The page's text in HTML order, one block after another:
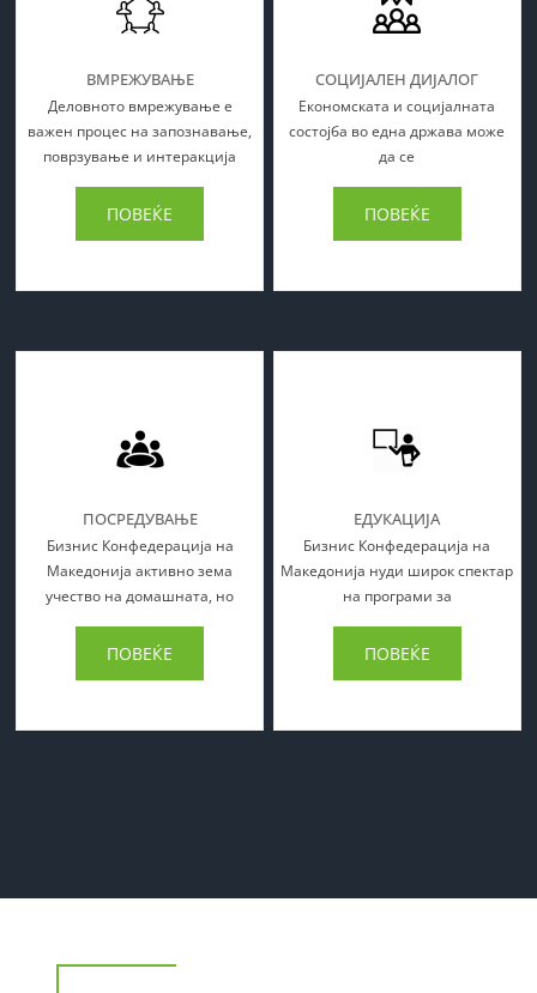
ВМРЕЖУВАЊЕ
Деловното вмрежување е
важен процес на запознавање,
поврзување и интеракција
ПОВЕЌЕ
СОЦИЈАЛЕН ДИЈАЛОГ
Економската и социјалната
состојба во една држава може
да се
ПОВЕЌЕ
ПОСРЕДУВАЊЕ
Бизнис Конфедерација на
Македонијa активно зема
учество на домашната, но
ПОВЕЌЕ
ЕДУКАЦИЈА
Бизнис Конфедерација на
Македонија нуди широк спектар
на програми за
ПОВЕЌЕ